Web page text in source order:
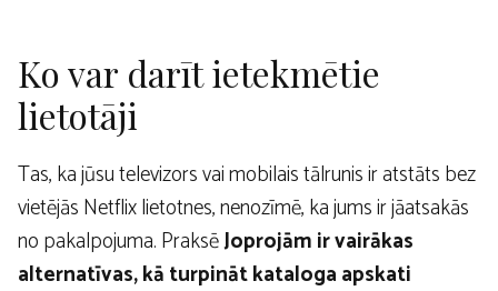
Ko var darīt ietekmētie
lietotāji
Tas, ka jūsu televizors vai mobilais tālrunis ir atstāts bez
vietējās Netflix lietotnes, nenozīmē, ka jums ir jāatsakās
no pakalpojuma. PraksēJoprojām ir vairākas
alternatīvas, kā turpināt kataloga apskati